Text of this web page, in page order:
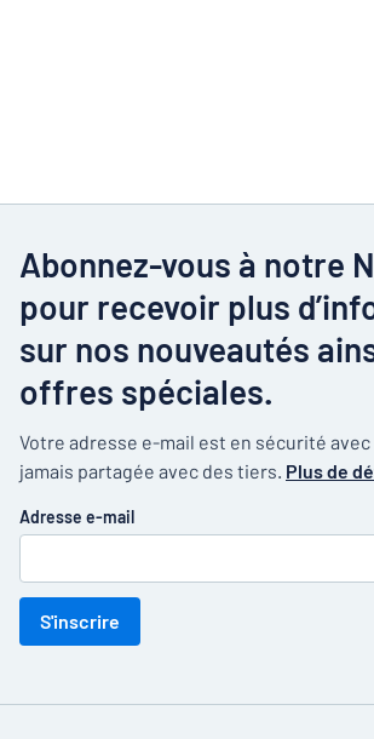
Abonnez-vous à notre
pour recevoir plus
sur nos nouveautés
offres spéciales.
Votre adresse e-mail est en sécurité
jamais partagée avec des tiers. Plus de
Adresse e-mail
S'inscrire